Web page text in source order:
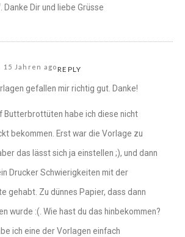
Danke Dir und liebe Grüsse
15 Jahren agoREPLY
gefallen mir richtig gut. Danke!
Butterbrottüten habe ich diese nicht
bekommen. Erst war die Vorlage zu
das lässt sich ja einstellen ;), und dann
Drucker Schwierigkeiten mit der
gehabt. Zu dünnes Papier, dass dann
wurde :(. Wie hast du das hinbekommen?
ich eine der Vorlagen einfach